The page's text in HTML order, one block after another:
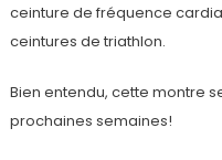
ceinture de fréquence
ceintures de triathlon.
Bien entendu, cette montre
prochaines semaines!